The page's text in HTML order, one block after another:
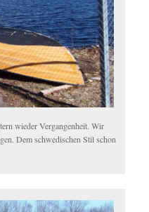
wieder Vergangenheit. Wir
Dem schwedischen Stil schon